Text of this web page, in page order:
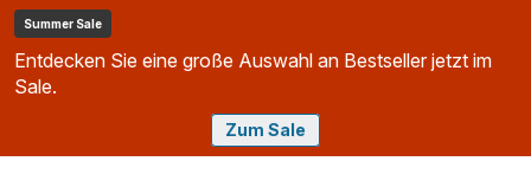
Summer Sale
Entdecken Sie eine große Auswahl an Bestseller jetzt im
Sale.
Zum Sale